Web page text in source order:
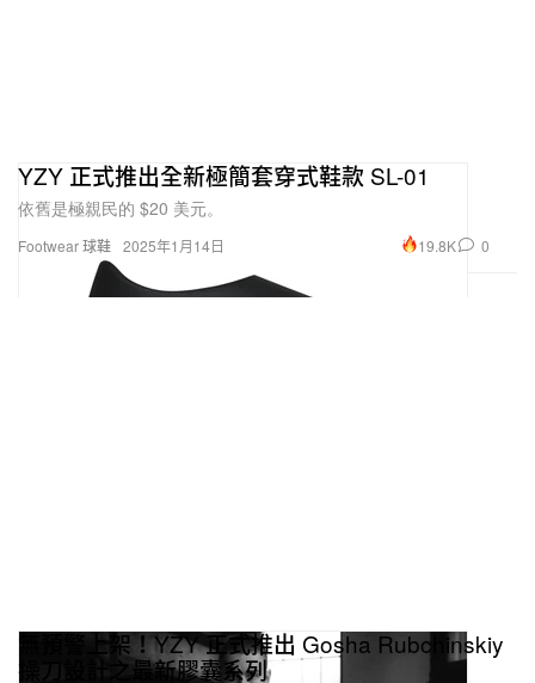
Footwear 球鞋
YZY 正式推出全新極簡套穿式鞋款 SL-01
依舊是極親民的 $20 美元。
2025年1月14日 19.8K 0
無預警上架！YZY 正式推出 Gosha Rubchinskiy
操刀設計之最新膠囊系列